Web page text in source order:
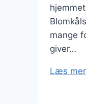
mange
giver…
Læs